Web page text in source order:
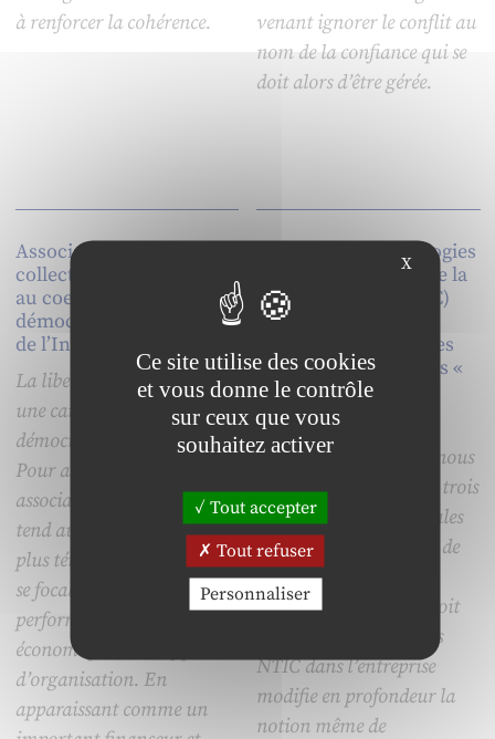
à renforcer la cohérence.
venant ignorer le conflit au
nom de la confiance qui se
doit alors d’être gérée.
Associations et
collectivités territoriales
au coeur de la
démocratie locale. Le cas
de l’Indre
La liberté d’association est
une caractéristique de nos
démocraties modernes.
Pour autant, le lien entre
association et démocratie
tend aujourd’hui à devenir
plus ténu, alors que le débat
se focalise davantage sur les
performances sociales et
économiques de ce type
d’organisation. En
apparaissant comme un
Impact des Technologies
de l’Information et de la
Communication (TIC)
sur la Gestion des
Ressources Humaines
(GRH) dans les firmes «
high-tech »
Cette observation
d’entreprise high-tech nous
permet de conclure sur trois
remarques fondamentales
qui constituent autant de
voies de recherches
ultérieures. Ainsi, on voit
bien que l’irruption des
NTIC dans l’entreprise
modifie en profondeur la
notion même de
X
Ce site utilise des cookies
et vous donne le contrôle
sur ceux que vous
souhaitez activer
Tout accepter
Tout refuser
Personnaliser